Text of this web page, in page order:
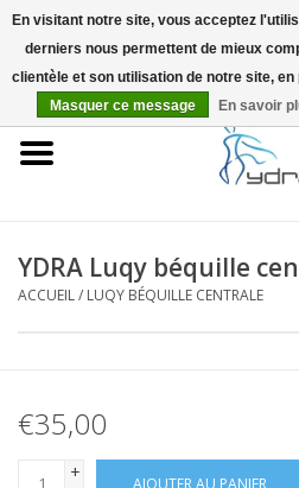
EUR
Accueil
YDRA Luqy béquille
ACCUEIL/ LUQY BÉQUILLE CENTRALE
€35,00
+
AJOUTER AU PANIER
En visitant notre site, vous acceptez
derniers nous permettent de mieux
clientèle et son utilisation de notre site,
Masquer ce message
En savoir